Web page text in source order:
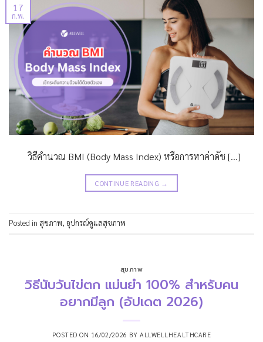
17
ก.พ.
วิธีคำนวณ BMI (Body Mass Index) หรือการหาค่าดัช […]
CONTINUE READING →
Posted in สุขภาพ, อุปกรณ์ดูแลสุขภาพ
สุขภาพ
วิธีนับวันไข่ตก แม่นยำ 100% สำหรับคน
อยากมีลูก (อัปเดต 2026)
POSTED ON 16/02/2026 BY ALLWELLHEALTHCARE